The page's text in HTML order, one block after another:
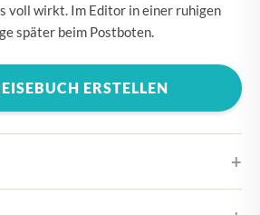
voll wirkt. Im Editor in einer ruhigen
später beim Postboten.
ERSTELLEN